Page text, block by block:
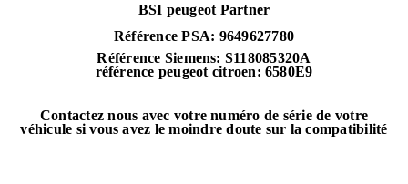
BSI peugeot Partner
Référence PSA: 9649627780
Référence Siemens: S118085320A
référence peugeot citroen: 6580E9
Contactez nous avec votre numéro de série de votre
véhicule si vous avez le moindre doute sur la compatibilité